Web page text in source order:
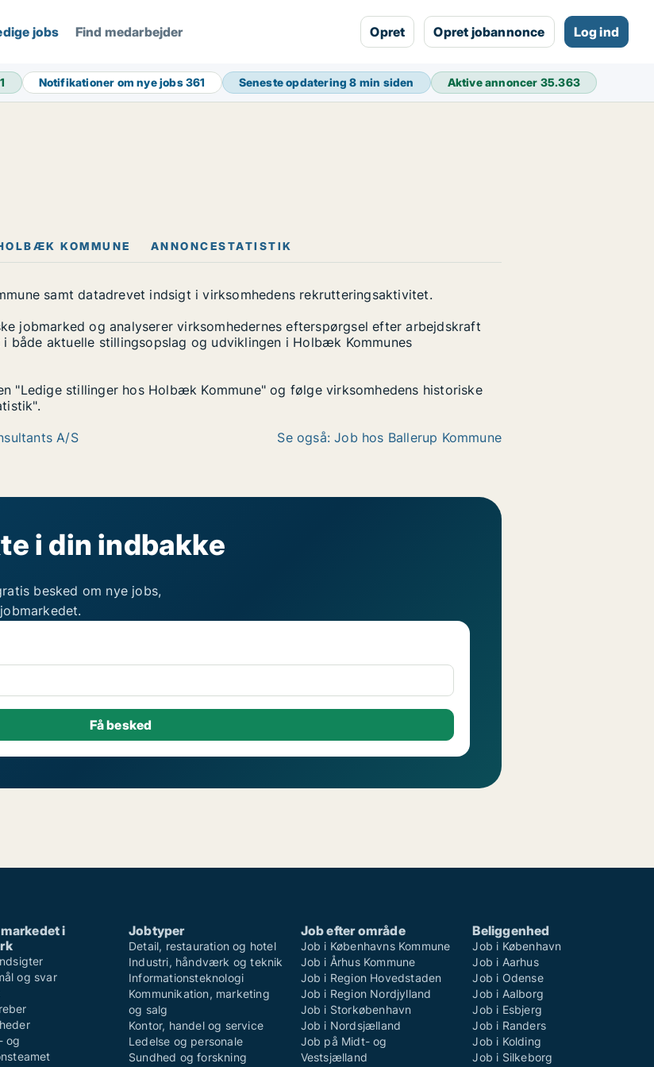
jobs Find medarbejder Opret Opret jobannonce Log ind
Notifikationer om nye jobs361 Seneste opdatering8 min siden Aktive annoncer 35.363
KOMMUNE ANNONCESTATISTIK
samt datadrevet indsigt i virksomhedens rekrutteringsaktivitet.
jobmarked og analyserer virksomhedernes efterspørgsel efter arbejdskraft
både aktuelle stillingsopslag og udviklingen i Holbæk Kommunes
"Ledige stillinger hos Holbæk Kommune" og følge virksomhedens historiske
A/S
Se også: Job hos Ballerup Kommune
i din indbakke
besked om nye jobs,
i
og svar
og
Jobtyper
Detail, restauration og hotel
Industri, håndværk og teknik
Informationsteknologi
Kommunikation, marketing
og salg
Kontor, handel og service
Ledelse og personale
Sundhed og forskning
Job efter område
Job i Københavns Kommune
Job i Århus Kommune
Job i Region Hovedstaden
Job i Region Nordjylland
Job i Storkøbenhavn
Job i Nordsjælland
Job på Midt- og
Vestsjælland
Beliggenhed
Job i København
Job i Aarhus
Job i Odense
Job i Aalborg
Job i Esbjerg
Job i Randers
Job i Kolding
Job i Silkeborg